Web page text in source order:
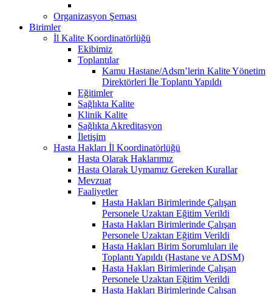
Organizasyon Şeması
Birimler
İl Kalite Koordinatörlüğü
Ekibimiz
Toplantılar
Kamu Hastane/Adsm’lerin Kalite Yönetim
Direktörleri İle Toplantı Yapıldı
Eğitimler
Sağlıkta Kalite
Klinik Kalite
Sağlıkta Akreditasyon
İletişim
Hasta Hakları İl Koordinatörlüğü
Hasta Olarak Haklarımız
Hasta Olarak Uymamız Gereken Kurallar
Mevzuat
Faaliyetler
Hasta Hakları Birimlerinde Çalışan
Personele Uzaktan Eğitim Verildi
Hasta Hakları Birimlerinde Çalışan
Personele Uzaktan Eğitim Verildi
Hasta Hakları Birim Sorumluları ile
Toplantı Yapıldı (Hastane ve ADSM)
Hasta Hakları Birimlerinde Çalışan
Personele Uzaktan Eğitim Verildi
Hasta Hakları Birimlerinde Çalışan